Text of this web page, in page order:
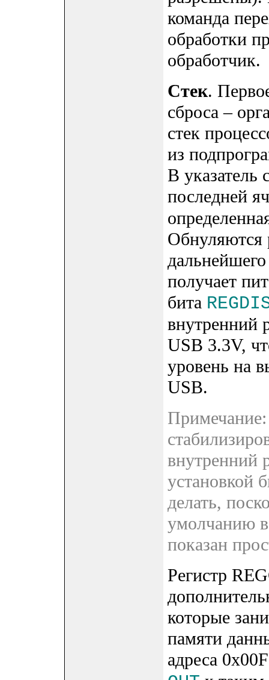
команда
обработки
обработчик.
Стек.
сброса –
стек
из
В указатель
последней
Обнуляются
получает
бита
внутренний
USB 3.3V,
уровень на
USB.
Примечание:
внутренний
установкой
делать,
умолчанию
показан
Регистр
которые
памяти
адреса